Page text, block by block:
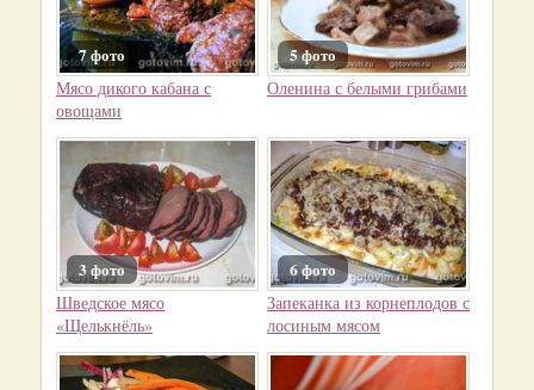
7 фото
Мясо дикого кабана с
овощами
5 фото
Оленина с белыми грибами
3 фото
Шведское мясо
«Щелькнёль»
6 фото
Запеканка из корнеплодов с
лосиным мясом